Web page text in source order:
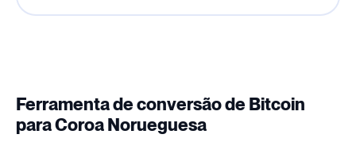
Ferramenta de conversão de Bitcoin
para Coroa Norueguesa